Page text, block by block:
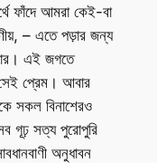
ফাঁদে আমরা কেই-বা
– এতে পড়ার জন্য
এই জগতে
প্রেম। আবার
সকল বিনাশেরও
গূঢ় সত্য পুরোপুরি
অনুধাবন